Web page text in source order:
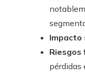
Impacto
Riesgos
pérdidas